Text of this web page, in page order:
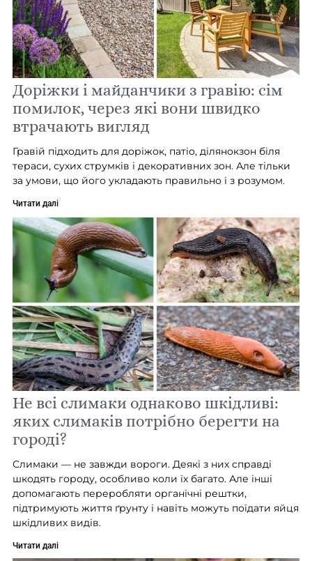
Доріжки і майданчики з гравію: сім
помилок, через які вони швидко
втрачають вигляд
Гравій підходить для доріжок, патіо, ділянокзон біля
тераси, сухих струмків і декоративних зон. Але тільки
за умови, що його укладають правильно і з розумом.
Читати далі
Не всі слимаки однаково шкідливі:
яких слимаків потрібно берегти на
городі?
Слимаки — не завжди вороги. Деякі з них справді
шкодять городу, особливо коли їх багато. Але інші
допомагають переробляти органічні рештки,
підтримують життя ґрунту і навіть можуть поїдати яйця
шкідливих видів.
Читати далі